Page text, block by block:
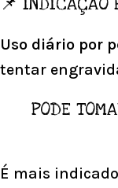
📌 INDICAÇÃO
Uso diário por
tentar
PODE
É mais